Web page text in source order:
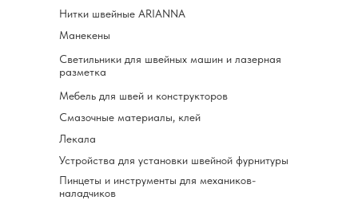
Светильники для швейных машин и лазерная
разметка
Нитки швейные ARIANNA
Смазочные материалы, клей
Мебель для швей и конструкторов
Манекены
Лекала
Устройства для установки швейной фурнитуры
Пинцеты и инструменты для механиков-
наладчиков